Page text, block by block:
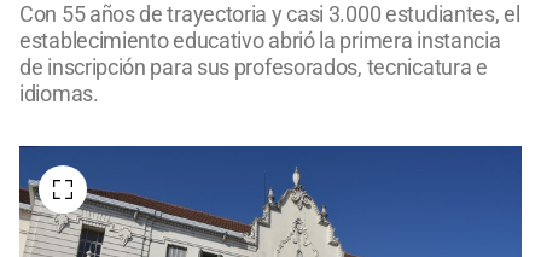
Con 55 años de trayectoria y casi 3.000 estudiantes, el
establecimiento educativo abrió la primera instancia
de inscripción para sus profesorados, tecnicatura e
idiomas.